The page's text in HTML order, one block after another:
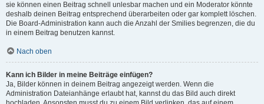
sie können einen Beitrag schnell unlesbar machen und ein Moderator könnte
deshalb deinen Beitrag entsprechend überarbeiten oder gar komplett löschen.
Die Board-Administration kann auch die Anzahl der Smilies begrenzen, die du
in einem Beitrag benutzen kannst.
Nach oben
Kann ich Bilder in meine Beiträge einfügen?
Ja, Bilder können in deinem Beitrag angezeigt werden. Wenn die
Administration Dateianhänge erlaubt hat, kannst du das Bild auch direkt